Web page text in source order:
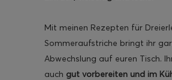
Mit meinen Rezepten für
Sommeraufstriche bringt ihr
Abwechslung auf euren Tisch.
auch gut vorbereiten und im